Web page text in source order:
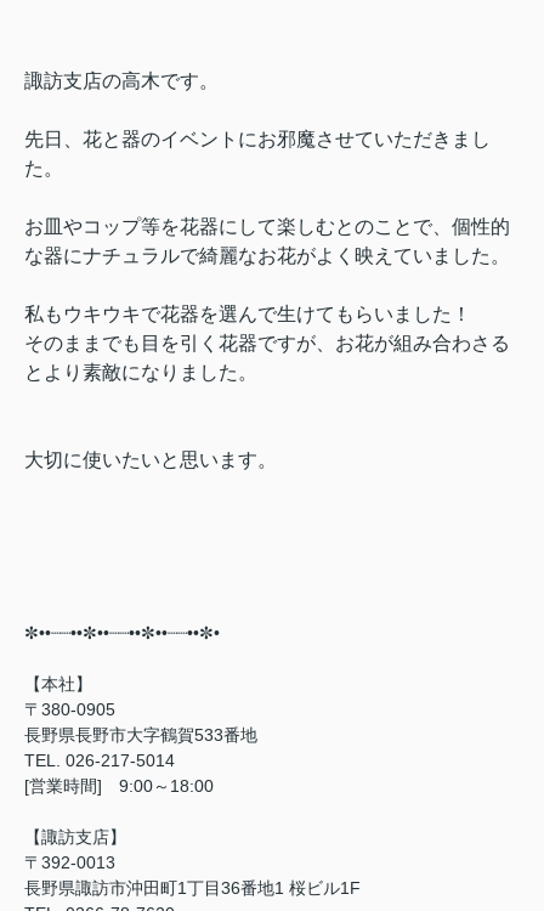
諏訪支店の高木です。
先日、花と器のイベントにお邪魔させていただきまし
た。
お皿やコップ等を花器にして楽しむとのことで、個性的
な器にナチュラルで綺麗なお花がよく映えていました。
私もウキウキで花器を選んで生けてもらいました！
そのままでも目を引く花器ですが、お花が組み合わさる
とより素敵になりました。
大切に使いたいと思います。
✼••┈┈••✼••┈┈••✼••┈┈••✼•⠀
【本社】
〒380-0905
長野県長野市大字鶴賀533番地
TEL. 026-217-5014
[営業時間] 9:00～18:00
【諏訪支店】
〒392-0013
長野県諏訪市沖田町1丁目36番地1 桜ビル1F